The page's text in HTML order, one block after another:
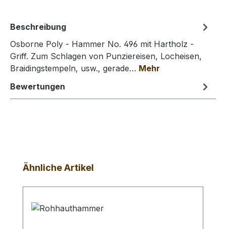
Beschreibung
Osborne Poly - Hammer No. 496 mit Hartholz -
Griff. Zum Schlagen von Punziereisen, Locheisen,
Braidingstempeln, usw., gerade… Mehr
Bewertungen
Produktgalerie überspringen
Ähnliche Artikel